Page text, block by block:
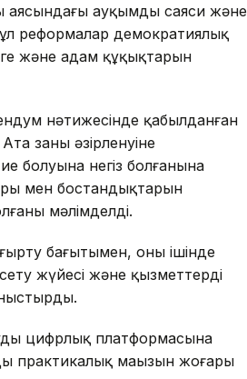
аясындағы ауқымды саяси және
реформалар демократиялық
және адам құқықтарын
нәтижесінде қабылданған
заңның әзірленуіне
болуына негіз болғанына
мен бостандықтарын
мәлімделді.
бағытымен, оның ішінде
жүйесі және қызметтерді
цифрлық платформасына
практикалық маңызын жоғары